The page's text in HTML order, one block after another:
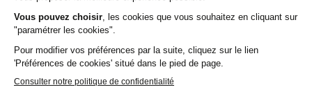
Ajouter au panier